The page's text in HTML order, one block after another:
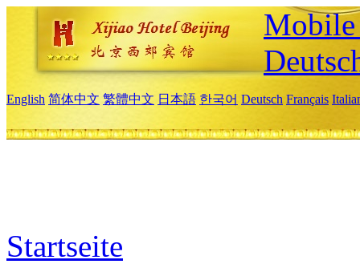
English 简体中文 繁體中文 日本語 한국어 Deutsch Français
Startseite